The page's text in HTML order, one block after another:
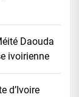
Daouda
ivoirienne
d’Ivoire